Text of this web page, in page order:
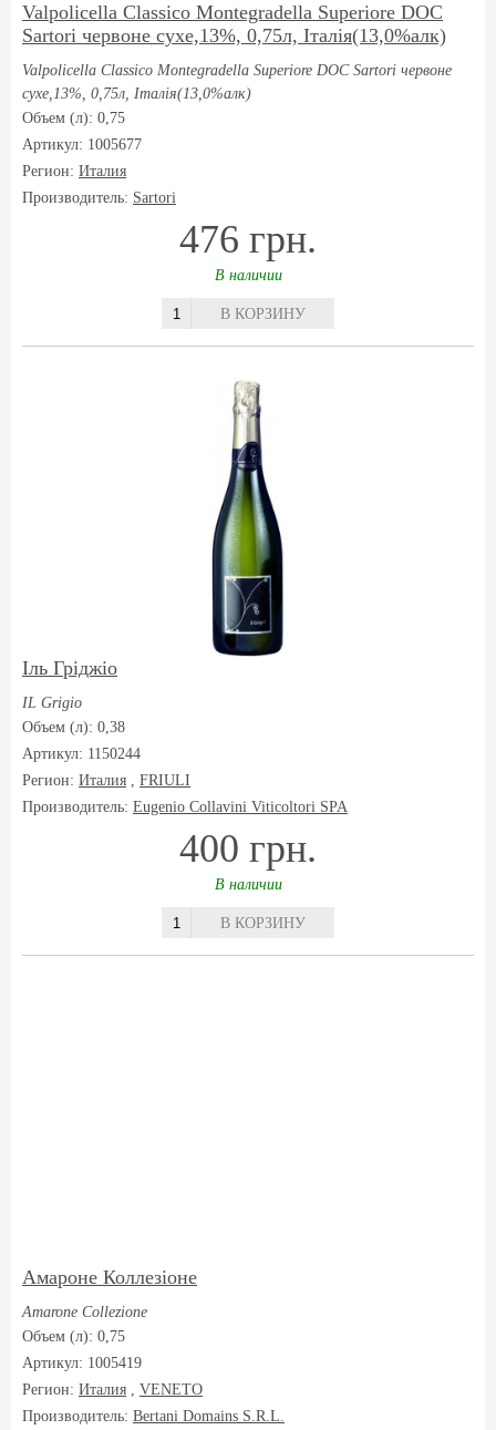
Valpolicella Classico Montegradella Superiore DOC
Sartori червоне сухе,13%, 0,75л, Італія(13,0%алк)
Valpolicella Classico Montegradella Superiore DOC Sartori червоне
сухе,13%, 0,75л, Італія(13,0%алк)
Объем (л): 0,75
Артикул: 1005677
Регион: Италия
Производитель: Sartori
476 грн.
В наличии
В КОРЗИНУ
Іль Гріджіо
IL Grigio
Объем (л): 0,38
Артикул: 1150244
Регион: Италия , FRIULI
Производитель: Eugenio Collavini Viticoltori SPA
400 грн.
В наличии
В КОРЗИНУ
Амароне Коллезіоне
Amarone Collezione
Объем (л): 0,75
Артикул: 1005419
Регион: Италия , VENETO
Производитель: Bertani Domains S.R.L.